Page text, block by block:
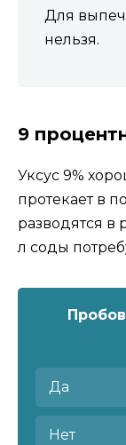
Для
нельзя.
9
Уксус 9%
протекает в
разводятся в
л соды
Да
Нет